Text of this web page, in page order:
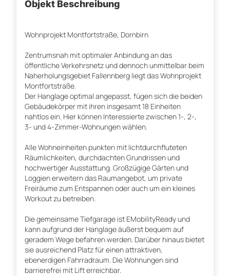
Objekt Beschreibung
Wohnprojekt Montfortstraße, Dornbirn
Zentrumsnah mit optimaler Anbindung an das
öffentliche Verkehrsnetz und dennoch unmittelbar beim
Naherholungsgebiet Fallennberg liegt das Wohnprojekt
Montfortstraße.
Der Hanglage optimal angepasst, fügen sich die beiden
Gebäudekörper mit ihren insgesamt 18 Einheiten
nahtlos ein. Hier können Interessierte zwischen 1-, 2-,
3- und 4-Zimmer-Wohnungen wählen.
Alle Wohneinheiten punkten mit lichtdurchfluteten
Räumlichkeiten, durchdachten Grundrissen und
hochwertiger Ausstattung. Großzügige Gärten und
Loggien erweitern das Raumangebot, um private
Freiräume zum Entspannen oder auch um ein kleines
Workout zu betreiben.
Die gemeinsame Tiefgarage ist EMobilityReady und
kann aufgrund der Hanglage äußerst bequem auf
geradem Wege befahren werden. Darüber hinaus bietet
sie ausreichend Platz für einen attraktiven,
ebenerdigen Fahrradraum. Die Wohnungen sind
barrierefrei mit Lift erreichbar.